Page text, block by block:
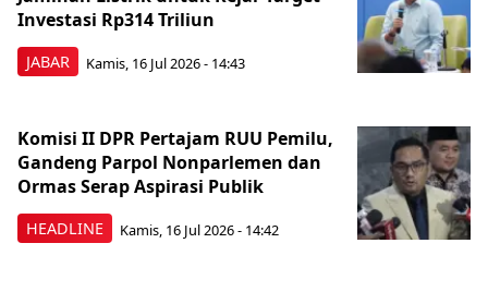
JABAR
Investasi Rp314 Triliun
Kamis, 16 Jul 2026 - 14:43
HEADLINE
Komisi II DPR Pertajam RUU Pemilu,
Gandeng Parpol Nonparlemen dan
Ormas Serap Aspirasi Publik
Kamis, 16 Jul 2026 - 14:42